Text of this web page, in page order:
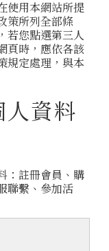
使用本網站所提
策所列全部條
若您點選第三人
頁時，應依各該
規定處理，與本
資料
：註冊會員、購
聯繫、參加活